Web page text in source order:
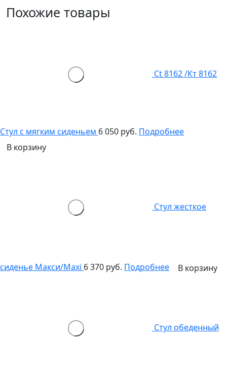
Похожие товары
Ct 8162 /Кт 8162
Стул с мягким сиденьем 6 050 руб. Подробнее
В корзину
Стул жесткое
сиденье Макси/Maxi 6 370 руб. Подробнее В корзину
Стул обеденный